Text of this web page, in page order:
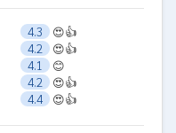
4.3 😍👍
4.2 😍👍
4.1
😊
4.2 😍👍
4.4 😍👍